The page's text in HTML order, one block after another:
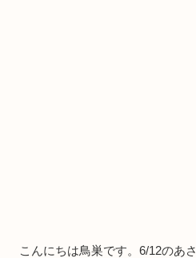
こんにちは鳥巣です。6/12のあ